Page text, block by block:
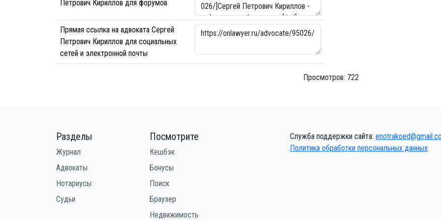
Петрович Кириллов для форумов
Прямая ссылка на адвоката Сергей
Петрович Кириллов для социальных
сетей и электронной почты
Просмотров: 722
Разделы
Журнал
Адвокаты
Нотариусы
Судьи
Посмотрите
Кешбэк
Бонусы
Поиск
Браузер
Недвижимость
Служба поддержки сайта:
Политика обработки персональных данных